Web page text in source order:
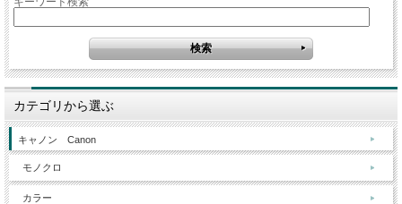
カテゴリから選ぶ
キャノン Canon
モノクロ
カラー